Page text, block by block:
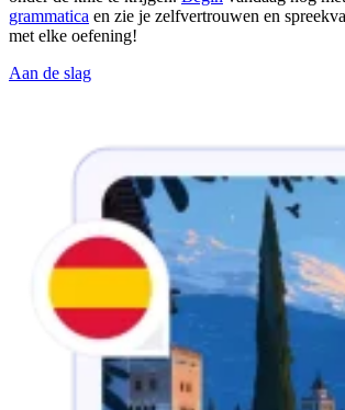
grammatica en zie je zelfvertrouwen en
met elke oefening!
Aan de slag